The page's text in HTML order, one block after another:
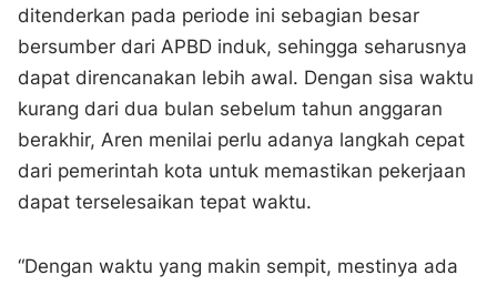
ditenderkan pada periode ini sebagian besar
bersumber dari APBD induk, sehingga seharusnya
dapat direncanakan lebih awal. Dengan sisa waktu
kurang dari dua bulan sebelum tahun anggaran
berakhir, Aren menilai perlu adanya langkah cepat
dari pemerintah kota untuk memastikan pekerjaan
dapat terselesaikan tepat waktu.
“Dengan waktu yang makin sempit, mestinya ada